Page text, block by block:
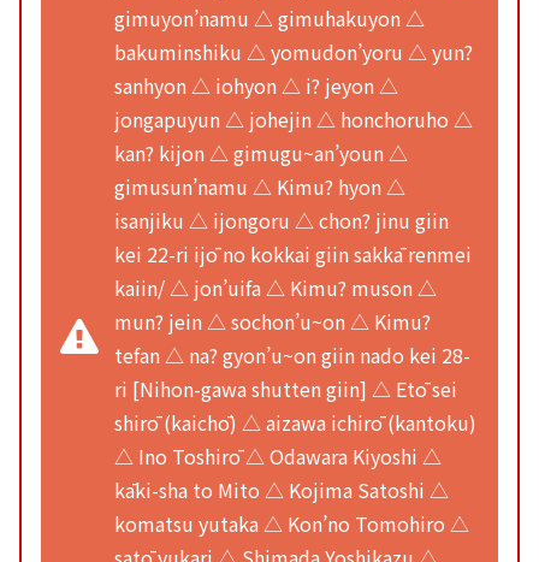
gimuyon’namu △ gimuhakuyon △
bakuminshiku △ yomudon’yoru △ yun?
sanhyon △ iohyon △ i? jeyon △
jongapuyun △ johejin △ honchoruho △
kan? kijon △ gimugu~an’youn △
gimusun’namu △ Kimu? hyon △
isanjiku △ ijongoru △ chon? jinu giin
kei 22-ri ijō no kokkai giin sakkā renmei
kaiin/ △ jon’uifa △ Kimu? muson △
mun? jein △ sochon’u~on △ Kimu?
tefan △ na? gyon’u~on giin nado kei 28-
ri [Nihon-gawa shutten giin] △ Etō sei
shirō (kaichō) △ aizawa ichirō (kantoku)
△ Ino Toshirō △ Odawara Kiyoshi △
kāki-sha to Mito △ Kojima Satoshi △
komatsu yutaka △ Kon’no Tomohiro △